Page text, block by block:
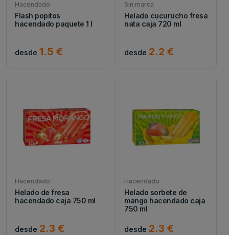
Hacendado
Flash popitos
hacendado paquete 1 l
desde 1.5 €
Sin marca
Helado cucurucho fresa
nata caja 720 ml
desde 2.2 €
Hacendado
Helado de fresa
hacendado caja 750 ml
desde 2.3 €
Hacendado
Helado sorbete de
mango hacendado caja
750 ml
desde 2.3 €